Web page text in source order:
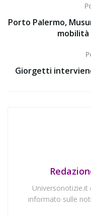
Porto Palermo,
mobilità
Giorgetti
informato sulle